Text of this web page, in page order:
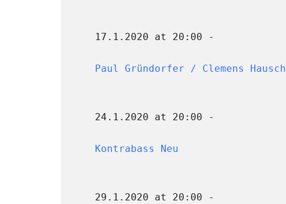
17.1.2020 at 20:00 -
Paul Gründorfer / Clemens Hausch
24.1.2020 at 20:00 -
Kontrabass Neu
29.1.2020 at 20:00 -